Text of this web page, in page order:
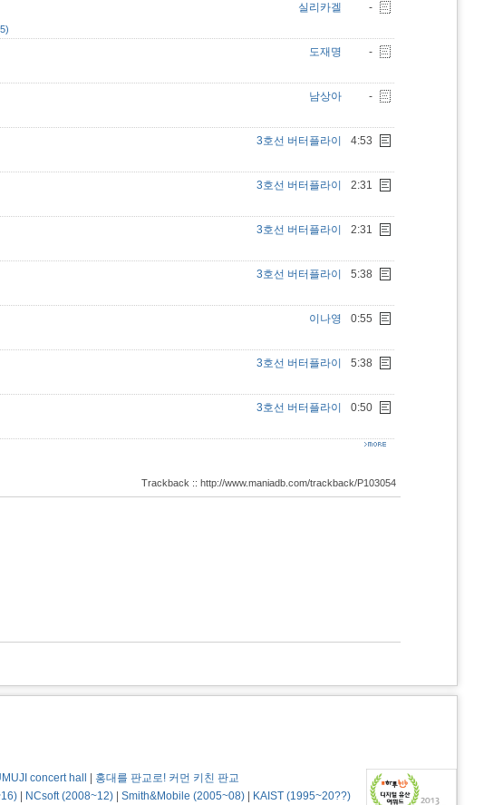
실리카겔 -
도재명 -
남상아 -
3호선 버터플라이 4:53
3호선 버터플라이 2:31
3호선 버터플라이 2:31
3호선 버터플라이 5:38
이나영 0:55
3호선 버터플라이 5:38
3호선 버터플라이 0:50
Trackback :: http://www.maniadb.com/trackback/P103054
concert hall
홍대를 판교로! 커먼 키친 판교
NCsoft (2008~12) Smith&Mobile (2005~08) KAIST (1995~20??)